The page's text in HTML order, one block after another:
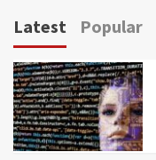
Latest Popular